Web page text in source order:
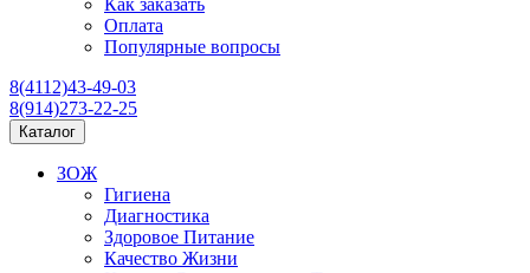
Как заказать
Оплата
Популярные вопросы
8(4112)43-49-03
8(914)273-22-25
Каталог
ЗОЖ
Гигиена
Диагностика
Здоровое Питание
Качество Жизни